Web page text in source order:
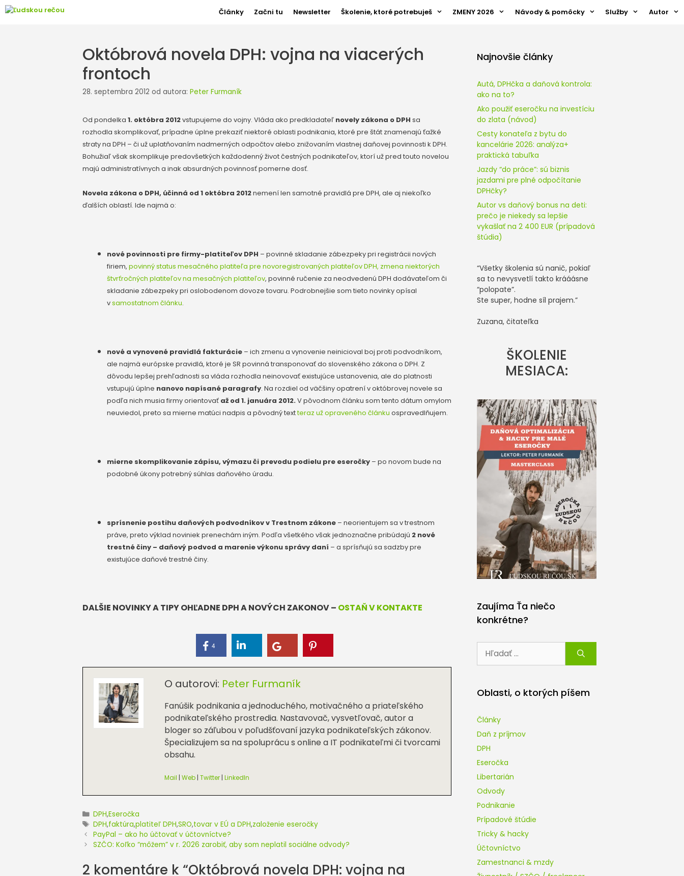
Preskočiť
Články Začni tu Newsletter Školenie, ktoré potrebuješ ZMENY 2026 Návody & pomôcky Služby Autor
Októbrová novela DPH: vojna na viacerých
frontoch
28. septembra 2012 od autora: Peter Furmaník
Od pondelka 1. októbra 2012vstupujeme do vojny. Vláda ako predkladateľ novely zákona o DPH sa
rozhodla skomplikovať, prípadne úplne prekaziť niektoré oblasti podnikania, ktoré pre štát znamenajú ťažké
straty na DPH – či už uplatňovaním nadmerných odpočtov alebo znižovaním vlastnej daňovej povinnosti k DPH.
Bohužiaľ však skomplikuje predovšetkých každodenný život čestných podnikateľov, ktorí už pred touto novelou
majú administratívnych a inak absurdných povinnosť pomerne dosť.
Novela zákona o DPH, účinná od 1 októbra 2012nemení len samotné pravidlá pre DPH, ale aj niekoľko
ďalších oblastí. Ide najmä o:
nové povinnosti pre firmy-platiteľov DPH – povinné skladanie zábezpeky pri registrácii nových
firiem, povinný status mesačného platiteľa pre novoregistrovaných platiteľov DPH, zmena niektorých
štvrťročných platiteľov na mesačných platiteľov, povinné ručenie za neodvedenú DPH dodávateľom či
skladanie zábezpeky pri oslobodenom dovoze tovaru. Podrobnejšie som tieto novinky opísal
vsamostatnom článku.
nové a vynovené pravidlá fakturácie – ich zmenu a vynovenie neinicioval boj proti podvodníkom,
ale najmä európske pravidlá, ktoré je SR povinná transponovať do slovenského zákona o DPH. Z
dôvodu lepšej prehľadnosti sa vláda rozhodla neinovovať existujúce ustanovenia, ale do platnosti
vstupujú úplne nanovo napísané paragrafy. Na rozdiel od väčšiny opatrení v októbrovej novele sa
podľa nich musia firmy orientovať až od 1. januára 2012.Vpôvodnom článku som tento dátum omylom
neuviedol, preto sa mierne matúci nadpis a pôvodný textteraz už opraveného článku ospravedlňujem.
mierne skomplikovanie zápisu, výmazu či prevodu podielu pre eseročky – po novom bude na
podobné úkony potrebný súhlas daňového úradu.
sprísnenie postihu daňových podvodníkov v Trestnom zákone – neorientujem sa v trestnom
práve, preto výklad noviniek prenechám iným. Podľa všetkého však jednoznačne pribúdajú 2 nové
trestné činy – daňový podvod a marenie výkonu správy daní – a sprísňujú sa sadzby pre
existujúce daňové trestné činy.
DALŠIE NOVINKY A TIPY OHĽADNE DPH A NOVÝCH ZAKONOV – OSTAŇ V KONTAKTE
4
O autorovi: Peter Furmaník
Fanúšik podnikania a jednoduchého, motivačného a priateľského
podnikateľského prostredia. Nastavovač, vysvetľovač, autor a
bloger so záľubou v poľudšťovaní jazyka podnikateľských zákonov.
Špecializujem sa na spoluprácu s online a IT podnikateľmi či tvorcami
obsahu.
Mail | Web | Twitter | LinkedIn
Kategórie
DPH,Eseročka
Značky
DPH,faktúra,platiteľ DPH,SRO,tovar v EÚ a DPH,založenie eseročky
PayPal – ako ho účtovať v účtovníctve?
SZČO: Koľko “môžem” v r. 2026 zarobiť, aby som neplatil sociálne odvody?
2 komentáre k “Októbrová novela DPH: vojna na
Najnovšie články
Autá, DPHčka a daňová kontrola:
ako na to?
Ako použiť eseročku na investíciu
do zlata (návod)
Cesty konateľa z bytu do
kancelárie 2026: analýza+
praktická tabuľka
Jazdy “do práce”: sú biznis
jazdami pre plné odpočítanie
DPHčky?
Autor vs daňový bonus na deti:
prečo je niekedy sa lepšie
vykašlať na 2 400 EUR (prípadová
štúdia)
“Všetky školenia sú nanič, pokiaľ
sa to nevysvetlí takto krááásne
“polopate”.
Ste super, hodne síl prajem.”
Zuzana, čitateľka
ŠKOLENIE
MESIACA:
Zaujíma Ťa niečo
konkrétne?
Oblasti, o ktorých píšem
Články
Daň z príjmov
DPH
Eseročka
Libertarián
Odvody
Podnikanie
Prípadové štúdie
Tricky & hacky
Účtovníctvo
Zamestnanci & mzdy